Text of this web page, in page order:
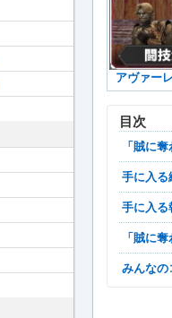
アヴァー
目次
「賊
手に入
手に入
「賊
みんな